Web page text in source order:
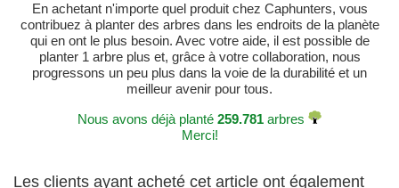
En achetant n'importe quel produit chez Caphunters, vous
contribuez à planter des arbres dans les endroits de la planète
qui en ont le plus besoin. Avec votre aide, il est possible de
planter 1 arbre plus et, grâce à votre collaboration, nous
progressons un peu plus dans la voie de la durabilité et un
meilleur avenir pour tous.
Nous avons déjà planté 259.781 arbres
Merci!
Les clients ayant acheté cet article ont également